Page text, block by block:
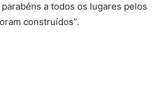
a todos os lugares pelos
construídos”.